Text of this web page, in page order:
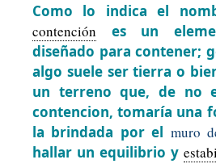
Como lo indica el
contención es un
diseñado para contener;
algo suele ser tierra o
un terreno que, de no
contencion, tomaría una
la brindada por el muro
hallar un equilibrio y